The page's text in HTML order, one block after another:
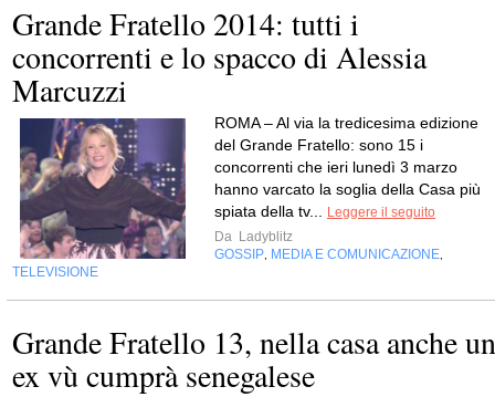
Grande Fratello 2014: tutti i
concorrenti e lo spacco di Alessia
Marcuzzi
ROMA – Al via la tredicesima edizione
del Grande Fratello: sono 15 i
concorrenti che ieri lunedì 3 marzo
hanno varcato la soglia della Casa più
spiata della tv...
Leggere il seguito
Da Ladyblitz
GOSSIP MEDIA E COMUNICAZIONE
TELEVISIONE
Grande Fratello 13, nella casa anche un
ex vù cumprà senegalese